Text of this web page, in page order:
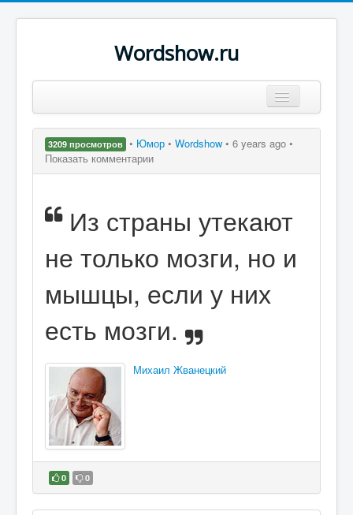
Wordshow.ru
Популярные цитаты
Поиск
3209 просмотров • Юмор • Wordshow • 6 years ago •
Показать комментарии
Из страны утекают
не только мозги, но и
мышцы, если у них
есть мозги.
Михаил Жванецкий
0 0